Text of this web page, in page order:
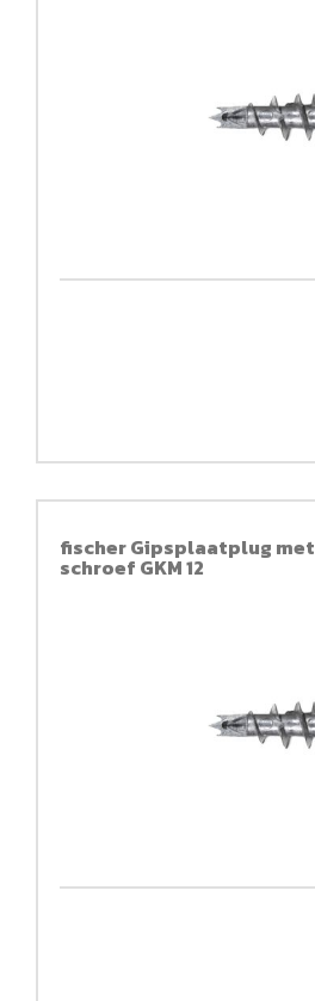
fischer Gipsplaatplug met
schroef GKM 12